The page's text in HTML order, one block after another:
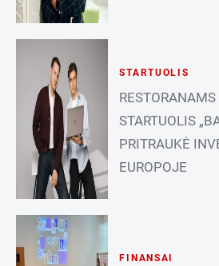
STARTUOLIS
RESTORANAMS
STARTUOLIS
PRITRAUKĖ
EUROPOJE
FINANSAI